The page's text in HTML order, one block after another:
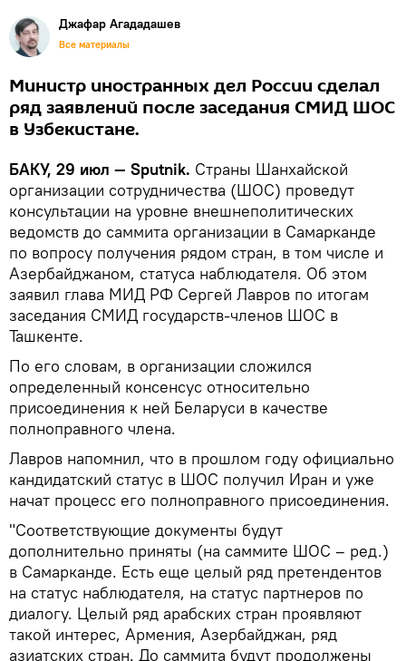
Джафар Агададашев
Все материалы
Министр иностранных дел России сделал
ряд заявлений после заседания СМИД ШОС
в Узбекистане.
БАКУ, 29 июл — Sputnik. Страны Шанхайской
организации сотрудничества (ШОС) проведут
консультации на уровне внешнеполитических
ведомств до саммита организации в Самарканде
по вопросу получения рядом стран, в том числе и
Азербайджаном, статуса наблюдателя. Об этом
заявил глава МИД РФ Сергей Лавров по итогам
заседания СМИД государств-членов ШОС в
Ташкенте.
По его словам, в организации сложился
определенный консенсус относительно
присоединения к ней Беларуси в качестве
полноправного члена.
Лавров напомнил, что в прошлом году официально
кандидатский статус в ШОС получил Иран и уже
начат процесс его полноправного присоединения.
"Соответствующие документы будут
дополнительно приняты (на саммите ШОС – ред.)
в Самарканде. Есть еще целый ряд претендентов
на статус наблюдателя, на статус партнеров по
диалогу. Целый ряд арабских стран проявляют
такой интерес, Армения, Азербайджан, ряд
азиатских стран. До саммита будут продолжены